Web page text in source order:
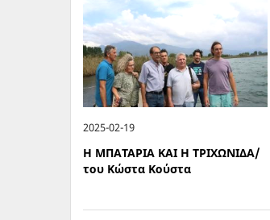
2025-02-19
Η ΜΠΑΤΑΡΙΑ ΚΑΙ Η ΤΡΙΧΩΝΙΔΑ/
του Κώστα Κούστα